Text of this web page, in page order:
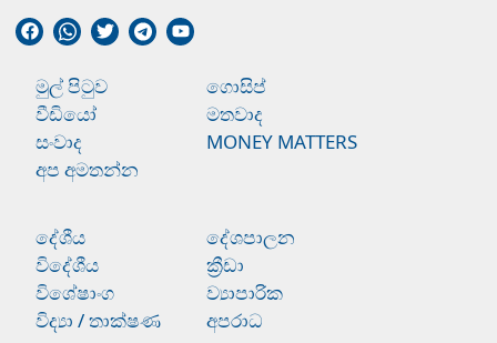
මුල් පිටුව
ගොසිප්
වීඩියෝ
මතවාද
සංවාද
MONEY MATTERS
අප අමතන්න
දේශීය
දේශපාලන
විදේශීය
ක්‍රීඩා
විශේෂාංග
ව්‍යාපාරික
විද්‍යා / තාක්ෂණ
අපරාධ